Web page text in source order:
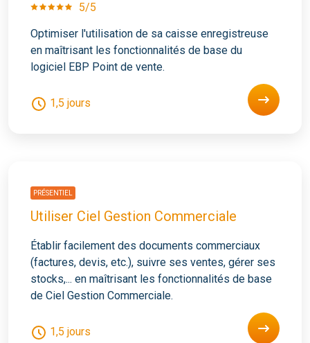
5/5
Optimiser l'utilisation de sa caisse enregistreuse
en maîtrisant les fonctionnalités de base du
logiciel EBP Point de vente.
1,5 jours
PRÉSENTIEL
Utiliser Ciel Gestion Commerciale
Établir facilement des documents commerciaux
(factures, devis, etc.), suivre ses ventes, gérer ses
stocks,... en maîtrisant les fonctionnalités de base
de Ciel Gestion Commerciale.
1,5 jours